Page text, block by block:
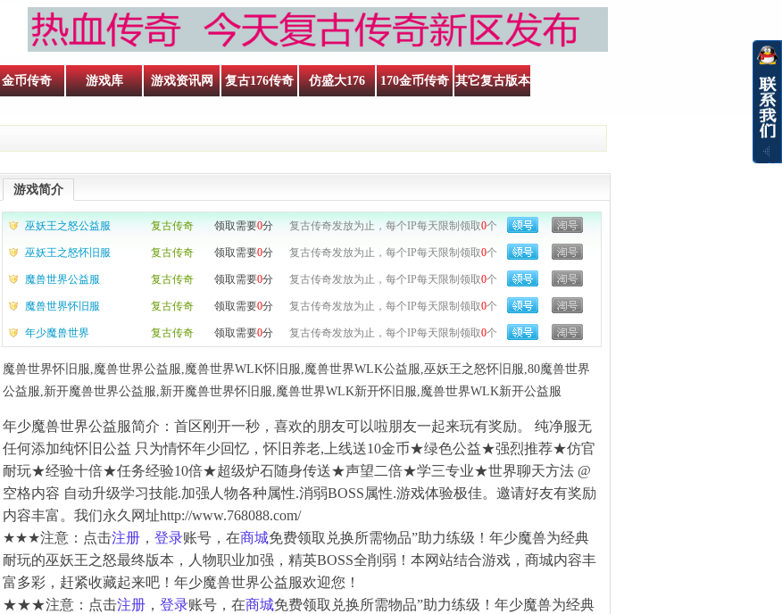
金币传奇 游戏库 游戏资讯网 复古176传奇 仿盛大176 170金币传奇 其它复古版本
游戏简介
巫妖王之怒公益服 复古传奇 领取需要0分 复古传奇发放为止，每个IP每天限制领取0个
巫妖王之怒怀旧服 复古传奇 领取需要0分 复古传奇发放为止，每个IP每天限制领取0个
魔兽世界公益服 复古传奇 领取需要0分 复古传奇发放为止，每个IP每天限制领取0个
魔兽世界怀旧服 复古传奇 领取需要0分 复古传奇发放为止，每个IP每天限制领取0个
年少魔兽世界 复古传奇 领取需要0分 复古传奇发放为止，每个IP每天限制领取0个
魔兽世界怀旧服,魔兽世界公益服,魔兽世界WLK怀旧服,魔兽世界WLK公益服,巫妖王之怒怀旧服,80魔兽世界
公益服,新开魔兽世界公益服,新开魔兽世界怀旧服,魔兽世界WLK新开怀旧服,魔兽世界WLK新开公益服
年少魔兽世界公益服简介：首区刚开一秒，喜欢的朋友可以啦朋友一起来玩有奖励。 纯净服无
任何添加纯怀旧公益 只为情怀年少回忆，怀旧养老,上线送10金币★绿色公益★强烈推荐★仿官
耐玩★经验十倍★任务经验10倍★超级炉石随身传送★声望二倍★学三专业★世界聊天方法 @
空格内容 自动升级学习技能.加强人物各种属性.消弱BOSS属性.游戏体验极佳。邀请好友有奖励
内容丰富。我们永久网址http://www.768088.com/
★★★注意：点击注册 ，登录账号，在商城免费领取兑换所需物品”助力练级！年少魔兽为经典
耐玩的巫妖王之怒最终版本，人物职业加强，精英BOSS全削弱！本网站结合游戏，商城内容丰
富多彩，赶紧收藏起来吧！年少魔兽世界公益服欢迎您！
★★★注意：点击注册 ，登录账号，在商城免费领取兑换所需物品”助力练级！年少魔兽为经典